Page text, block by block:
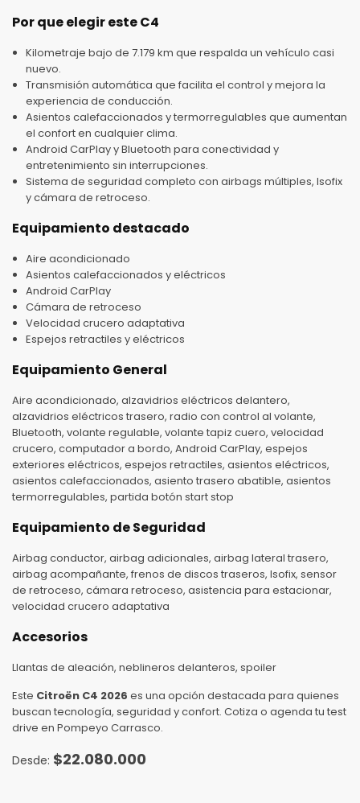
Por que elegir este C4
Kilometraje bajo de 7.179 km que respalda un vehículo casi
nuevo.
Transmisión automática que facilita el control y mejora la
experiencia de conducción.
Asientos calefaccionados y termorregulables que aumentan
el confort en cualquier clima.
Android CarPlay y Bluetooth para conectividad y
entretenimiento sin interrupciones.
Sistema de seguridad completo con airbags múltiples, Isofix
y cámara de retroceso.
Equipamiento destacado
Aire acondicionado
Asientos calefaccionados y eléctricos
Android CarPlay
Cámara de retroceso
Velocidad crucero adaptativa
Espejos retractiles y eléctricos
Equipamiento General
Aire acondicionado, alzavidrios eléctricos delantero,
alzavidrios eléctricos trasero, radio con control al volante,
Bluetooth, volante regulable, volante tapiz cuero, velocidad
crucero, computador a bordo, Android CarPlay, espejos
exteriores eléctricos, espejos retractiles, asientos eléctricos,
asientos calefaccionados, asiento trasero abatible, asientos
termorregulables, partida botón start stop
Equipamiento de Seguridad
Airbag conductor, airbag adicionales, airbag lateral trasero,
airbag acompañante, frenos de discos traseros, Isofix, sensor
de retroceso, cámara retroceso, asistencia para estacionar,
velocidad crucero adaptativa
Accesorios
Llantas de aleación, neblineros delanteros, spoiler
Este Citroën C4 2026 es una opción destacada para quienes
buscan tecnología, seguridad y confort. Cotiza o agenda tu test
drive en Pompeyo Carrasco.
$22.080.000